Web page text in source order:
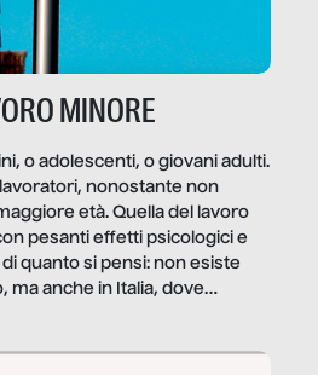
MINORE
o adolescenti, o giovani adulti.
nonostante non
età. Quella del lavoro
pesanti effetti psicologici e
quanto si pensi: non esiste
ma anche in Italia, dove